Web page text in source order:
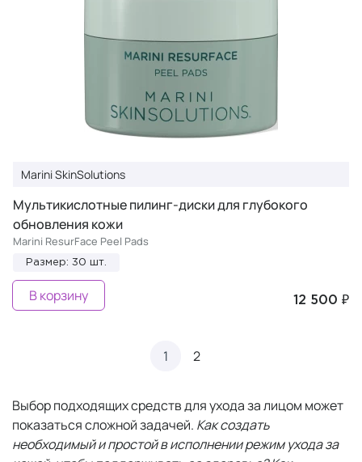
Marini SkinSolutions
Мультикислотные пилинг-диски для глубокого
обновления кожи
Marini ResurFace Peel Pads
Размер: 30 шт.
12 500 ₽
В корзину
1 2
Выбор подходящих средств для ухода за лицом может
показаться сложной задачей. Как создать
необходимый и простой в исполнении режим ухода за